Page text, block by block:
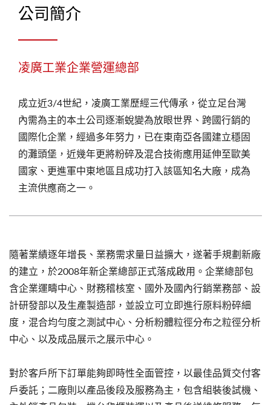
公司簡介
凌廣工業企業營運總部
成立近3/4世紀，凌廣工業歷經三代傳承，從立足台灣
內需為主的本土公司逐漸蛻變為放眼世界、跨國行銷的
國際化企業，經過多年努力，已在東南亞各國建立穩固
的灘頭堡，近幾年更將粉碎及混合技術應用延伸至歐美
國家、更進軍中東地區且成功打入該區知名大廠，成為
主流供應商之一。
隨著業績逐年增長、業務需求量日益擴大，遂著手規劃新廠
的建立，於2008年新企業總部正式落成啟用。企業總部包
含企業運疇中心、財務稽核室、國外及國內行銷業務部、設
計研發部以及生產製造部，並設立可立即進行原料粉碎細
度，混合均勻度之測試中心、分析粉體粒徑分布之粒徑分析
中心、以及成品展示之展示中心。
對於客戶所下訂單能夠即時性全面管控，以最佳品質交付客
戶委託；二廠則以產品後段及服務為主，包含組裝後試機、